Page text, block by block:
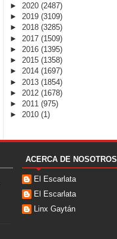
► 2020 (2487)
► 2019 (3109)
► 2018 (3285)
► 2017 (1509)
► 2016 (1395)
► 2015 (1358)
► 2014 (1697)
► 2013 (1854)
► 2012 (1678)
► 2011 (975)
► 2010 (1)
ACERCA DE NOSOTROS
El Escarlata
El Escarlata
Linx Gaytán